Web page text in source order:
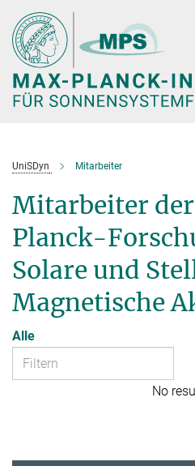
Hauptinhalt
UniSDyn Mitarbeiter
Mitarbeiter
Planck-
Solare und
Magnetische
Alle
No